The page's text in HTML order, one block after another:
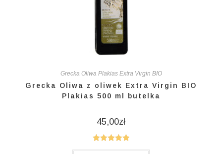
Grecka Oliwa Plakias Extra Virgin BIO
Grecka Oliwa z oliwek Extra Virgin BIO
Plakias 500 ml butelka
45,00zł
Oceniono